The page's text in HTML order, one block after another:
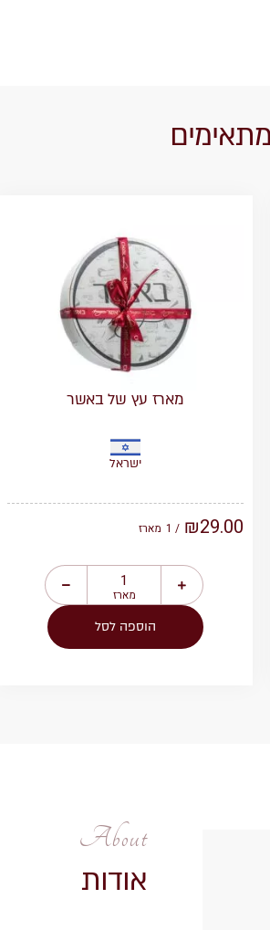
מארז עץ של באשר
ישראל
₪29.00
/ 1 מארז
מארז
הוספה לסל
About
אודות